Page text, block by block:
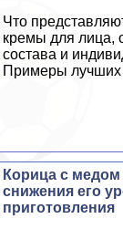
Что
кремы для лица,
состава и
Примеры лучших
Корица с медом
снижения его
приготовления